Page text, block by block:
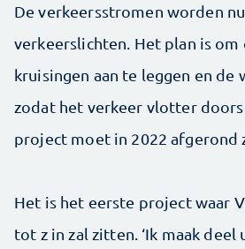
De verkeersstromen worden
verkeerslichten. Het plan is
kruisingen aan te leggen en de
zodat het verkeer vlotter
project moet in 2022 afgerond
Het is het eerste project waar
tot z in zal zitten. ‘Ik maak deel